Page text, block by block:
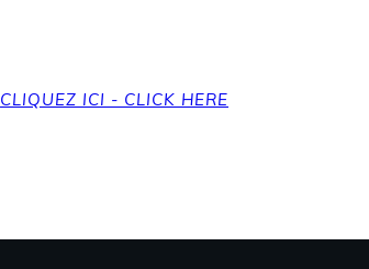
CLIQUEZ ICI - CLICK HERE